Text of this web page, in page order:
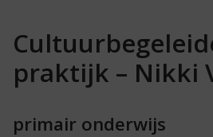
praktijk – Nikki
primair onderwijs